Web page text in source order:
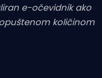
e-očevidnik ako
količinom